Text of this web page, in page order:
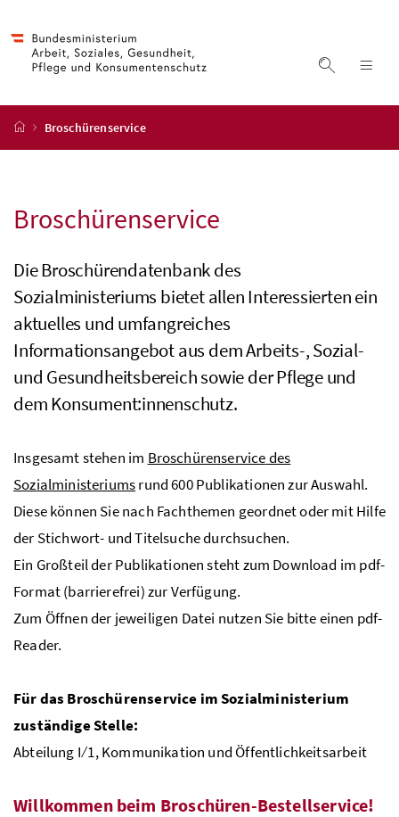
Suche
Startseite
Broschürenservice
Broschürenservice
Die Broschürendatenbank des
Sozialministeriums bietet allen Interessierten ein
aktuelles und umfangreiches
Informationsangebot aus dem Arbeits-, Sozial-
und Gesundheitsbereich sowie der Pflege und
dem Konsument:innenschutz.
Insgesamt stehen im Broschürenservicedes
Sozialministeriumsrund 600 Publikationen zur Auswahl.
Diese können Sie nach Fachthemen geordnet oder mit Hilfe
der Stichwort- und Titelsuche durchsuchen.
Ein Großteil der Publikationen steht zum Download im pdf-
Format (barrierefrei) zur Verfügung.
Zum Öffnen der jeweiligen Datei nutzen Sie bitte einen pdf-
Reader.
Für das Broschürenservice im Sozialministerium
zuständige Stelle:
Abteilung I ⁄ 1, Kommunikation und Öffentlichkeitsarbeit
Willkommen beim Broschüren-Bestellservice!